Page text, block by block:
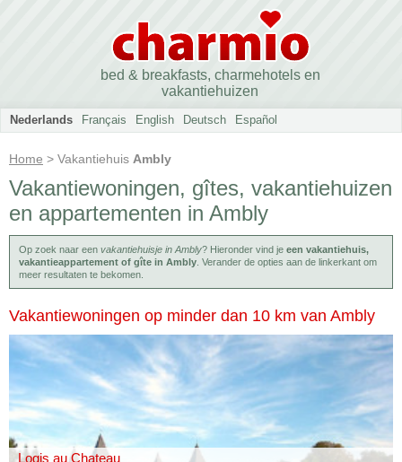
bed & breakfasts, charmehotels en
vakantiehuizen
Nederlands Français English Deutsch Español
Home > Vakantiehuis Ambly
Vakantiewoningen, gîtes, vakantiehuizen
en appartementen in Ambly
Op zoek naar een vakantiehuisje in Ambly? Hieronder vind je een vakantiehuis,
vakantieappartement of gîte in Ambly . Verander de opties aan de linkerkant om
meer resultaten te bekomen.
Vakantiewoningen op minder dan 10 km van Ambly
Logis au Chateau